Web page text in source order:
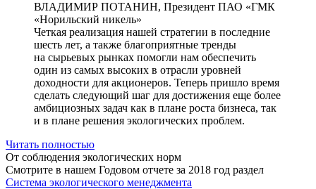
ВЛАДИМИР ПОТАНИН, Президент ПАО «ГМК
«Норильский никель»
Четкая реализация нашей стратегии в последние
шесть лет, а также благоприятные тренды
на сырьевых рынках помогли нам обеспечить
один из самых высоких в отрасли уровней
доходности для акционеров. Теперь пришло время
сделать следующий шаг для достижения еще более
амбициозных задач как в плане роста бизнеса, так
и в плане решения экологических проблем.
Читать полностью
От соблюдения экологических норм
Смотрите в нашем Годовом отчете за 2018 год раздел
Система экологического менеджмента